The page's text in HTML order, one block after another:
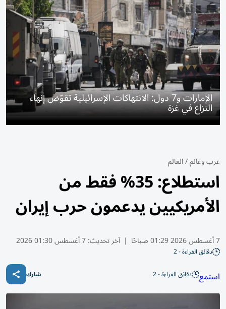
الإمارات و7 دول: الانتهاكات الإسرائيلية تقوّض إنهاء
النزاع في غزة
عرب وعالم/العالم
استطلاع: 35% فقط من
الأمريكيين يدعمون حرب إيران
7 أغسطس 2026 01:29 صباحًا | آخر تحديث:7 أغسطس 01:30 2026
دقائق القراءة - 2
استمع دقائق القراءة - 2 شارك